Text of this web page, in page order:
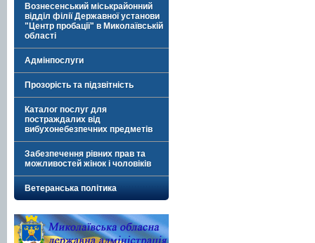
Вознесенський міськрайонний
відділ філії Державної установи
"Центр пробації" в Миколаївській
області
Адмінпослуги
Прозорість та підзвітність
Каталог послуг для
постраждалих від
вибухонебезпечних предметів
Забезпечення рівних прав та
можливостей жінок і чоловіків
Ветеранська політика